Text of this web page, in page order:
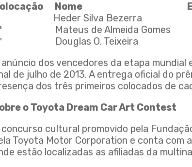
Nome
Heder Silva Bezerra
Mateus de Almeida Gomes
Douglas O. Teixeira EMEF
anúncio dos vencedores da etapa
de julho de 2013. A entrega oficial do
dos três primeiros colocados de
o Toyota Dream Car Art Contest
concurso cultural promovido pela
Toyota Motor Corporation e conta com
estão localizadas as afiliadas da